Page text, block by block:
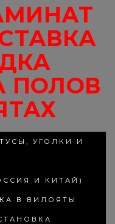
ПОЛОВ
УГОЛКИ И
И КИТАЙ)
В ВИЛОЯТЫ